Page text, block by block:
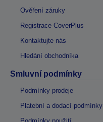
Ověření záruky
Registrace CoverPlus
Kontaktujte nás
Hledání obchodníka
Smluvní podmínky
Podmínky prodeje
Platební a dodací podmínky